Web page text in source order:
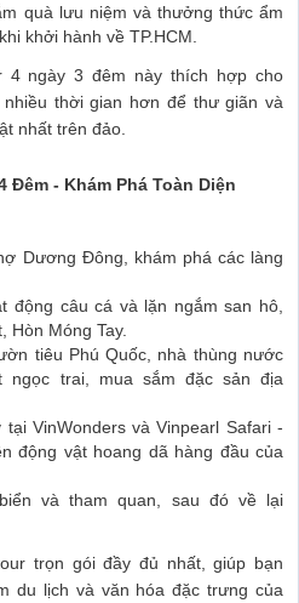
quà lưu niệm và thưởng thức ẩm
khởi hành về TP.HCM.
4 ngày 3 đêm này thích hợp cho
thời gian hơn để thư giãn và
nhất trên đảo.
Đêm - Khám Phá Toàn Diện
Dương Đông, khám phá các làng
động câu cá và lặn ngắm san hô,
Hòn Móng Tay.
tiêu Phú Quốc, nhà thùng nước
ngọc trai, mua sắm đặc sản địa
tại VinWonders và Vinpearl Safari -
động vật hoang dã hàng đầu của
và tham quan, sau đó về lại
trọn gói đầy đủ nhất, giúp bạn
du lịch và văn hóa đặc trưng của